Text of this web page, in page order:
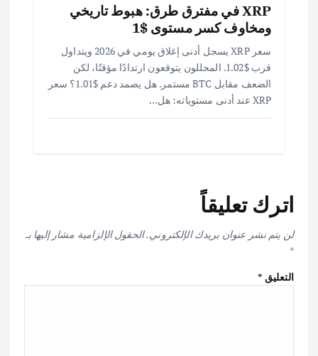
XRP في مفترق طرق: هبوط تاريخي
ومخاوف كسر مستوى $1
سعر XRP يسجل أدنى إغلاق يومي في 2026 ويتداول
قرب $1.02. المحللون يتوقعون ارتدادًا مؤقتًا، لكن
الضعف مقابل BTC مستمر. هل يصمد دعم $1.01؟ سعر
XRP عند أدنى مستوياته: هل…
اترك تعليقاً
لن يتم نشر عنوان بريدك الإلكتروني.الحقول الإلزامية مشار إليها بـ
*
التعليق*